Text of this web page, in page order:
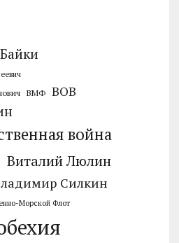
Байки
ВМФ ВОВ
война
Виталий Люлин
Силкин
Морской Флот